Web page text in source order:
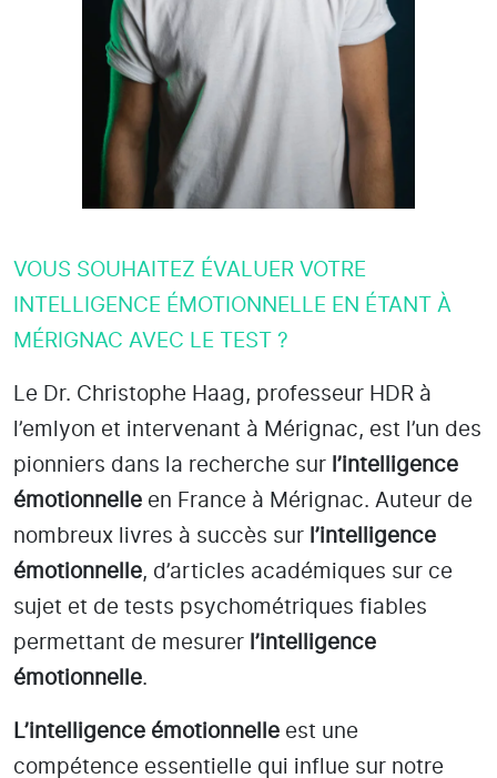
VOUS SOUHAITEZ ÉVALUER VOTRE
INTELLIGENCE ÉMOTIONNELLE EN ÉTANT À
MÉRIGNAC AVEC LE TEST ?
Le Dr. Christophe Haag, professeur HDR à
l’emlyon et intervenant à Mérignac, est l’un des
pionniers dans la recherche sur l’intelligence
émotionnelle en France à Mérignac. Auteur de
nombreux livres à succès sur l’intelligence
émotionnelle, d’articles académiques sur ce
sujet et de tests psychométriques fiables
permettant de mesurer l’intelligence
émotionnelle.
L’intelligence émotionnelle est une
compétence essentielle qui influe sur notre